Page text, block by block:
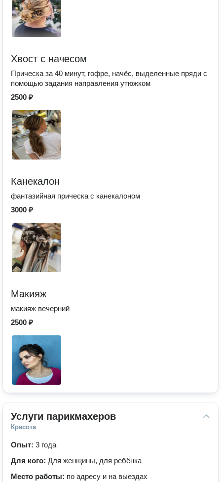
Хвост с начесом
Прическа за 40 минут, гофре, начёс, выделенные пряди с
помощью задания направления утюжком
2500 ₽
Канекалон
фантазийная прическа с канекалоном
3000 ₽
Макияж
макияж вечерний
2500 ₽
Услуги парикмахеров
Красота
Опыт: 3 года
Для кого: Для женщины, для ребёнка
Место работы: по адресу и на выездах